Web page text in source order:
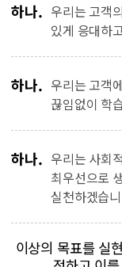
하나. 우리는 고객
있게 응대하
하나. 우리는 고객
끊임없이 학
하나. 우리는 사회
최우선으로
실천하겠습
이상의 목표를 실